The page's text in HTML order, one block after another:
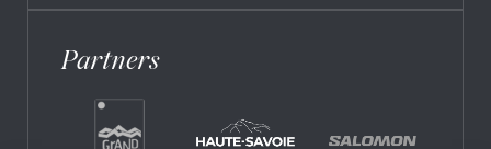
Partners